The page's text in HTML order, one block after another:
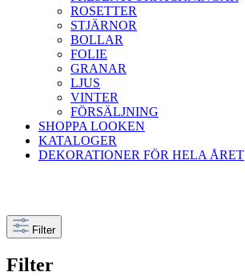
ROSETTER
STJÄRNOR
BOLLAR
FOLIE
GRANAR
LJUS
VINTER
FÖRSÄLJNING
SHOPPA LOOKEN
KATALOGER
DEKORATIONER FÖR HELA ÅRET
Filter
Filter